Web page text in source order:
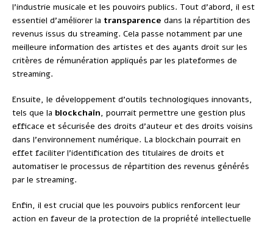
l’industrie musicale et les pouvoirs publics. Tout d’abord, il est
essentiel d’améliorer la transparence dans la répartition des
revenus issus du streaming. Cela passe notamment par une
meilleure information des artistes et des ayants droit sur les
critères de rémunération appliqués par les plateformes de
streaming.
Ensuite, le développement d’outils technologiques innovants,
tels que la blockchain, pourrait permettre une gestion plus
efficace et sécurisée des droits d’auteur et des droits voisins
dans l’environnement numérique. La blockchain pourrait en
effet faciliter l’identification des titulaires de droits et
automatiser le processus de répartition des revenus générés
par le streaming.
Enfin, il est crucial que les pouvoirs publics renforcent leur
action en faveur de la protection de la propriété intellectuelle